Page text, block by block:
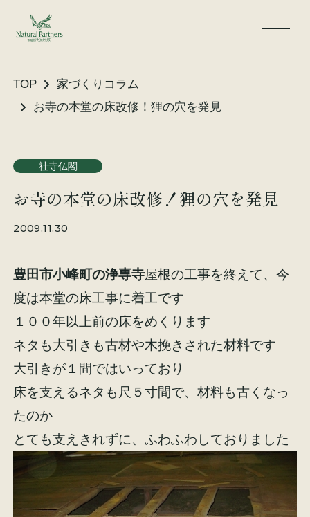
TOP
家づくりコラム
お寺の本堂の床改修！狸の穴を発見
社寺仏閣
お寺の本堂の床改修！狸の穴を発見
2009.11.30
豊田市小峰町の浄専寺屋根の工事を終えて、今
度は本堂の床工事に着工です
１００年以上前の床をめくります
ネタも大引きも古材や木挽きされた材料です
大引きが１間ではいっており
床を支えるネタも尺５寸間で、材料も古くなっ
たのか
とても支えきれずに、ふわふわしておりました
大工が建てる家
リノベーション
施工事例 お客様の声
会社概要 家づくりコラム